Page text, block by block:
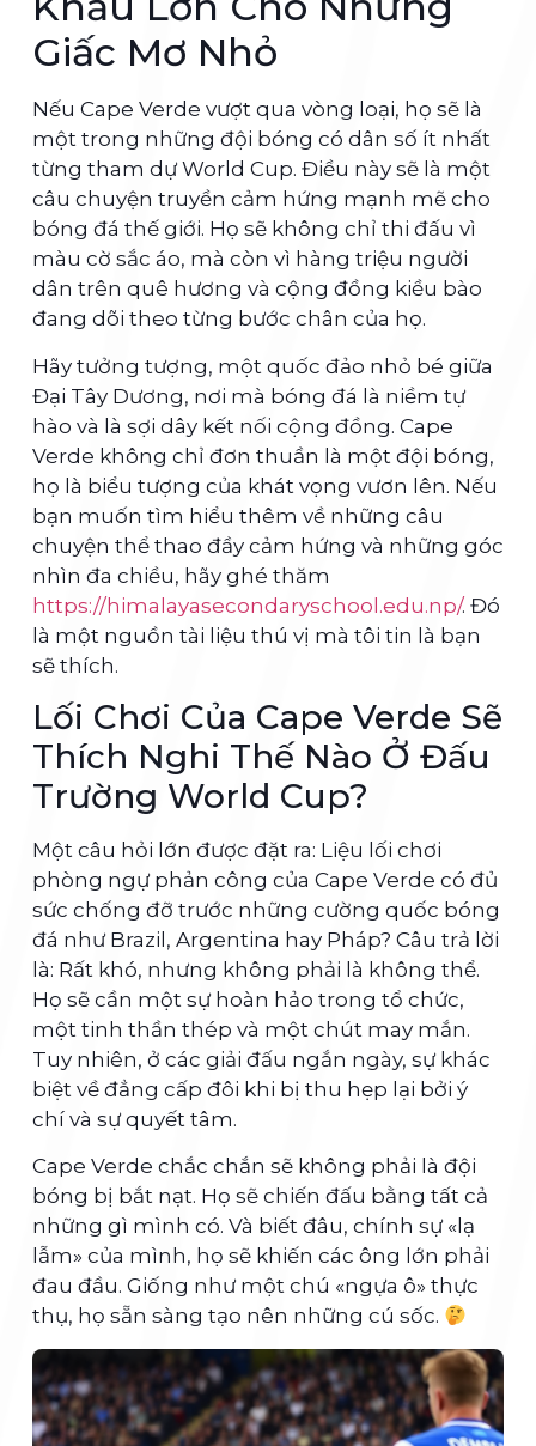
Giấc Mơ Nhỏ
Nếu Cape Verde vượt qua vòng loại, họ sẽ là
một trong những đội bóng có dân số ít nhất
từng tham dự World Cup. Điều này sẽ là một
câu chuyện truyền cảm hứng mạnh mẽ cho
bóng đá thế giới. Họ sẽ không chỉ thi đấu vì
màu cờ sắc áo, mà còn vì hàng triệu người
dân trên quê hương và cộng đồng kiều bào
đang dõi theo từng bước chân của họ.
Hãy tưởng tượng, một quốc đảo nhỏ bé giữa
Đại Tây Dương, nơi mà bóng đá là niềm tự
hào và là sợi dây kết nối cộng đồng. Cape
Verde không chỉ đơn thuần là một đội bóng,
họ là biểu tượng của khát vọng vươn lên. Nếu
bạn muốn tìm hiểu thêm về những câu
chuyện thể thao đầy cảm hứng và những góc
nhìn đa chiều, hãy ghé thăm
https://himalayasecondaryschool.edu.np/. Đó
là một nguồn tài liệu thú vị mà tôi tin là bạn
sẽ thích.
Lối Chơi Của Cape Verde Sẽ
Thích Nghi Thế Nào Ở Đấu
Trường World Cup?
Một câu hỏi lớn được đặt ra: Liệu lối chơi
phòng ngự phản công của Cape Verde có đủ
sức chống đỡ trước những cường quốc bóng
đá như Brazil, Argentina hay Pháp? Câu trả lời
là: Rất khó, nhưng không phải là không thể.
Họ sẽ cần một sự hoàn hảo trong tổ chức,
một tinh thần thép và một chút may mắn.
Tuy nhiên, ở các giải đấu ngắn ngày, sự khác
biệt về đẳng cấp đôi khi bị thu hẹp lại bởi ý
chí và sự quyết tâm.
Cape Verde chắc chắn sẽ không phải là đội
bóng bị bắt nạt. Họ sẽ chiến đấu bằng tất cả
những gì mình có. Và biết đâu, chính sự «lạ
lẫm» của mình, họ sẽ khiến các ông lớn phải
đau đầu. Giống như một chú «ngựa ô» thực
thụ, họ sẵn sàng tạo nên những cú sốc.